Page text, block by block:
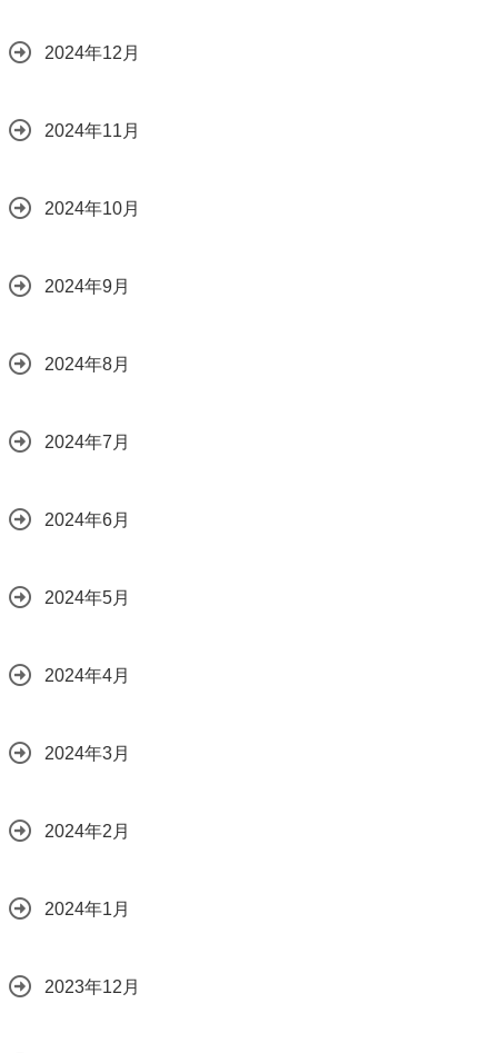
2024年12月
2024年11月
2024年10月
2024年9月
2024年8月
2024年7月
2024年6月
2024年5月
2024年4月
2024年3月
2024年2月
2024年1月
2023年12月